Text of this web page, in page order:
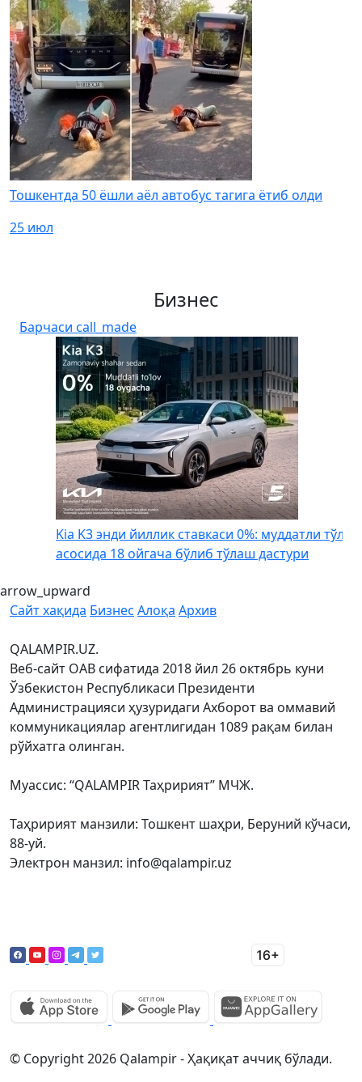
Тошкентда 50 ёшли аёл автобус тагига ётиб олди
25 июл
Бизнес
Барчаси call_made
Kia K3 энди йиллик ставкаси 0%: муддатли тўлов
асосида 18 ойгача бўлиб тўлаш дастури
arrow_upward
Сайт хақида Бизнес Алоқа Архив
QALAMPIR.UZ.
Веб-сайт ОАВ сифатида 2018 йил 26 октябрь куни
Ўзбекистон Республикаси Президенти
Администрацияси ҳузуридаги Ахборот ва оммавий
коммуникациялар агентлигидан 1089 рақам билан
рўйхатга олинган.
Муассис: “QALAMPIR Таҳририят” МЧЖ.
Таҳририят манзили: Тошкент шаҳри, Беруний кўчаси,
88-уй.
Электрон манзил: info@qalampir.uz
© Copyright 2026 Qalampir - Ҳақиқат аччиқ бўлади.